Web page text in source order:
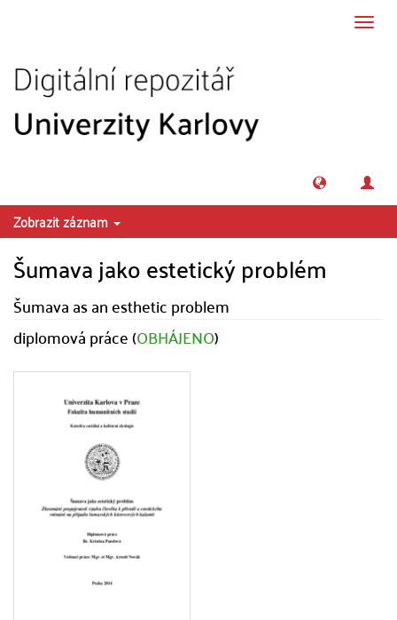
Zobrazit záznam
Šumava jako estetický problém
Šumava as an esthetic problem
diplomová práce (OBHÁJENO)